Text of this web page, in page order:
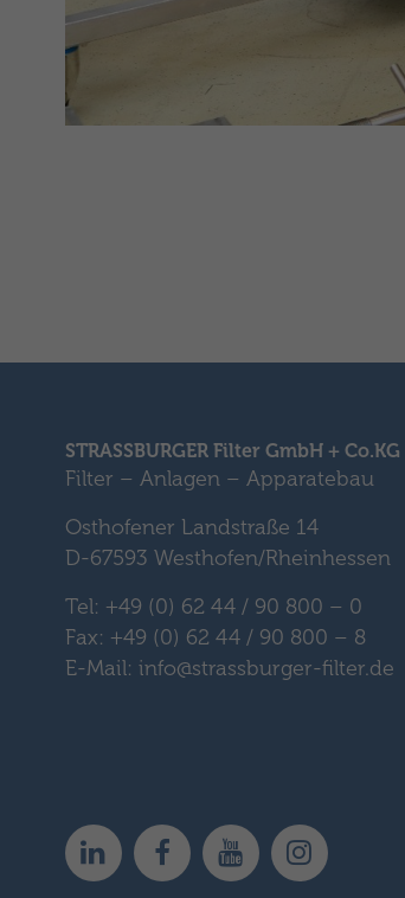
STRASSBURGER Filter GmbH + Co.KG
Filter – Anlagen – Apparatebau
Osthofener Landstraße 14
D-67593 Westhofen/Rheinhessen
Tel: +49 (0) 62 44 / 90 800 – 0
Fax: +49 (0) 62 44 / 90 800 – 8
E-Mail: info@strassburger-filter.de